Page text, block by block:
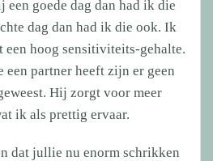
een goede dag dan had ik die
dag dan had ik die ook. Ik
een hoog sensitiviteits-gehalte.
partner heeft zijn er geen
Hij zorgt voor meer
ik als prettig ervaar.
dat jullie nu enorm schrikken